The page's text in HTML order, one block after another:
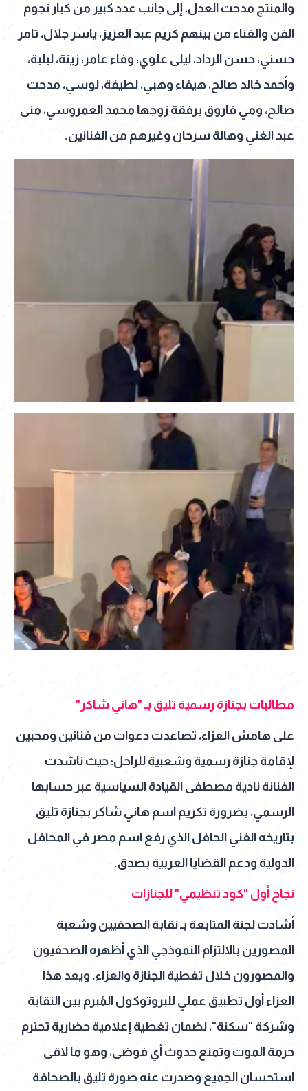
والمنتج مدحت العدل، إلى جانب عدد كبير من كبار نجوم
الفن والغناء من بينهم كريم عبد العزيز، ياسر جلال، تامر
حسني، حسن الرداد، ليلى علوي، وفاء عامر، زينة، لبلبة،
وأحمد خالد صالح، هيفاء وهبي، لطيفة، لوسي، مدحت
صالح، ومي فاروق برفقة زوجها محمد العمروسي، منى
عبد الغني وهالة سرحان وغيرهم من الفنانين.
مطالبات بجنازة رسمية تليق بـ "هاني شاكر"
على هامش العزاء، تصاعدت دعوات من فنانين ومحبين
لإقامة جنازة رسمية وشعبية للراحل؛ حيث ناشدت
الفنانة نادية مصطفى القيادة السياسية عبر حسابها
الرسمي، بضرورة تكريم اسم هاني شاكر بجنازة تليق
بتاريخه الفني الحافل الذي رفع اسم مصر في المحافل
الدولية ودعم القضايا العربية بصدق.
نجاح أول "كود تنظيمي" للجنازات
أشادت لجنة المتابعة بـ نقابة الصحفيين وشعبة
المصورين بالالتزام النموذجي الذي أظهره الصحفيون
والمصورون خلال تغطية الجنازة والعزاء. ويعد هذا
العزاء أول تطبيق عملي للبروتوكول المُبرم بين النقابة
وشركة "سكنة"، لضمان تغطية إعلامية حضارية تحترم
حرمة الموت وتمنع حدوث أي فوضى، وهو ما لاقى
استحسان الجميع وصدرت عنه صورة تليق بالصحافة